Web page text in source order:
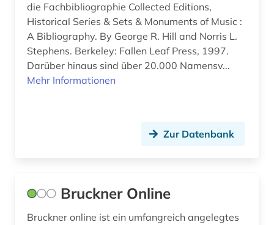
die Fachbibliographie Collected Editions,
Historical Series & Sets & Monuments of Music :
A Bibliography. By George R. Hill and Norris L.
Stephens. Berkeley: Fallen Leaf Press, 1997.
Darüber hinaus sind über 20.000 Namensv...
Mehr Informationen
Zur Datenbank
Bruckner Online
Bruckner online ist ein umfangreich angelegtes